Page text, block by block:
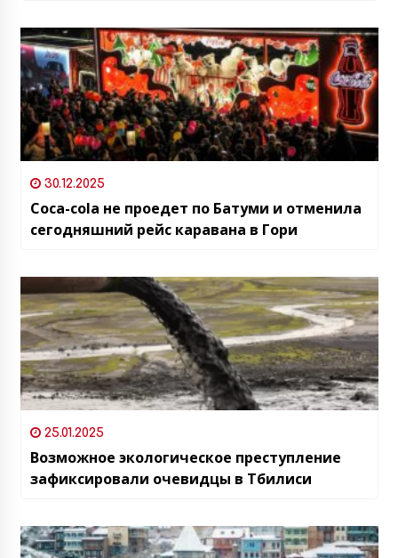
30.12.2025
Coca-cola не проедет по Батуми и отменила
сегодняшний рейс каравана в Гори
25.01.2025
Возможное экологическое преступление
зафиксировали очевидцы в Тбилиси